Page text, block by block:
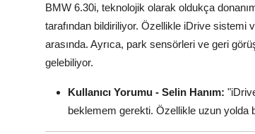
BMW 6.30i, teknolojik olarak oldukça
tarafından bildiriliyor. Özellikle iDrive sistemi
arasında. Ayrıca, park sensörleri ve geri
gelebiliyor.
Kullanıcı Yorumu - Selin Hanım:
beklemem gerekti. Özellikle uzun yolda